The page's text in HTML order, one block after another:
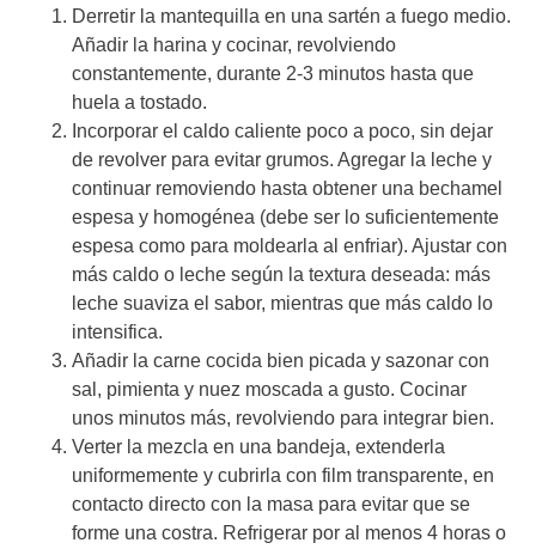
Derretir la mantequilla en una sartén a fuego medio.
Añadir la harina y cocinar, revolviendo
constantemente, durante 2-3 minutos hasta que
huela a tostado.
Incorporar el caldo caliente poco a poco, sin dejar
de revolver para evitar grumos. Agregar la leche y
continuar removiendo hasta obtener una bechamel
espesa y homogénea (debe ser lo suficientemente
espesa como para moldearla al enfriar). Ajustar con
más caldo o leche según la textura deseada: más
leche suaviza el sabor, mientras que más caldo lo
intensifica.
Añadir la carne cocida bien picada y sazonar con
sal, pimienta y nuez moscada a gusto. Cocinar
unos minutos más, revolviendo para integrar bien.
Verter la mezcla en una bandeja, extenderla
uniformemente y cubrirla con film transparente, en
contacto directo con la masa para evitar que se
forme una costra. Refrigerar por al menos 4 horas o